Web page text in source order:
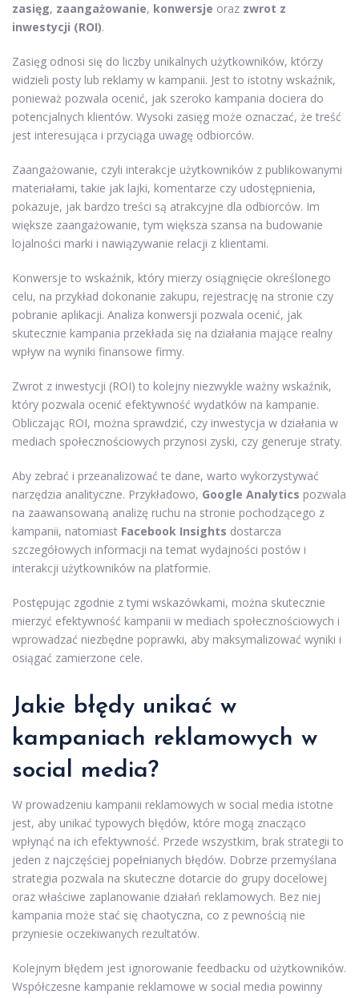
zasięg, zaangażowanie, konwersje oraz zwrot z
inwestycji (ROI).
Zasięg odnosi się do liczby unikalnych użytkowników, którzy
widzieli posty lub reklamy w kampanii. Jest to istotny wskaźnik,
ponieważ pozwala ocenić, jak szeroko kampania dociera do
potencjalnych klientów. Wysoki zasięg może oznaczać, że treść
jest interesująca i przyciąga uwagę odbiorców.
Zaangażowanie, czyli interakcje użytkowników z publikowanymi
materiałami, takie jak lajki, komentarze czy udostępnienia,
pokazuje, jak bardzo treści są atrakcyjne dla odbiorców. Im
większe zaangażowanie, tym większa szansa na budowanie
lojalności marki i nawiązywanie relacji z klientami.
Konwersje to wskaźnik, który mierzy osiągnięcie określonego
celu, na przykład dokonanie zakupu, rejestrację na stronie czy
pobranie aplikacji. Analiza konwersji pozwala ocenić, jak
skutecznie kampania przekłada się na działania mające realny
wpływ na wyniki finansowe firmy.
Zwrot z inwestycji (ROI) to kolejny niezwykle ważny wskaźnik,
który pozwala ocenić efektywność wydatków na kampanie.
Obliczając ROI, można sprawdzić, czy inwestycja w działania w
mediach społecznościowych przynosi zyski, czy generuje straty.
Aby zebrać i przeanalizować te dane, warto wykorzystywać
narzędzia analityczne. Przykładowo, Google Analytics pozwala
na zaawansowaną analizę ruchu na stronie pochodzącego z
kampanii, natomiast Facebook Insights dostarcza
szczegółowych informacji na temat wydajności postów i
interakcji użytkowników na platformie.
Postępując zgodnie z tymi wskazówkami, można skutecznie
mierzyć efektywność kampanii w mediach społecznościowych i
wprowadzać niezbędne poprawki, aby maksymalizować wyniki i
osiągać zamierzone cele.
Jakie błędy unikać w
kampaniach reklamowych w
social media?
W prowadzeniu kampanii reklamowych w social media istotne
jest, aby unikać typowych błędów, które mogą znacząco
wpłynąć na ich efektywność. Przede wszystkim, brak strategii to
jeden z najczęściej popełnianych błędów. Dobrze przemyślana
strategia pozwala na skuteczne dotarcie do grupy docelowej
oraz właściwe zaplanowanie działań reklamowych. Bez niej
kampania może stać się chaotyczna, co z pewnością nie
przyniesie oczekiwanych rezultatów.
Kolejnym błędem jest ignorowanie feedbacku od użytkowników.
Współczesne kampanie reklamowe w social media powinny